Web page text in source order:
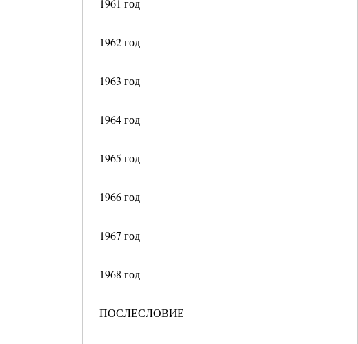
1961 год
1962 год
1963 год
1964 год
1965 год
1966 год
1967 год
1968 год
ПОСЛЕСЛОВИЕ